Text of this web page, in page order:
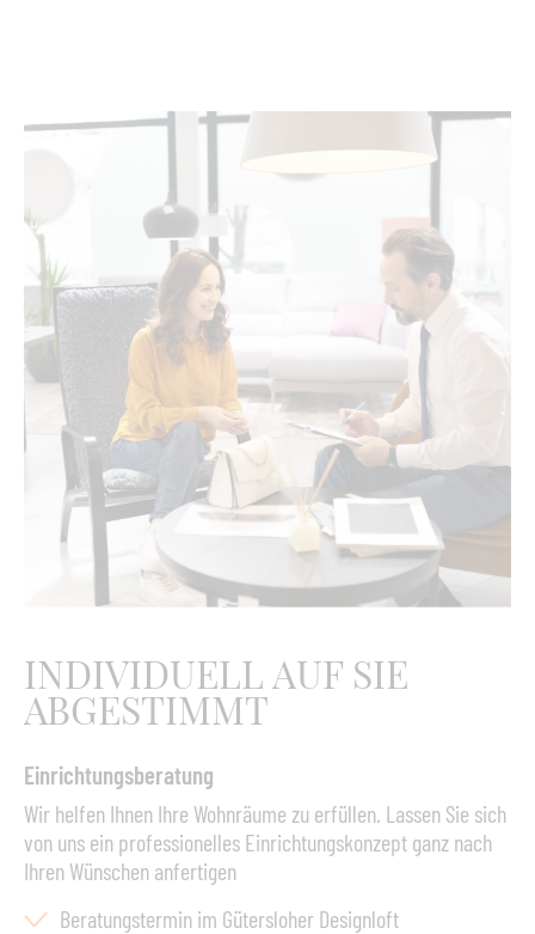
Ausführung:Gestell Creme
Die Kollektion ist in der Basic-Farbe Creme als Lagerware
Alle anderen Gestellfarben werden ausschließlich auf
Bestellung produziert
Maße: (B x H x T)
55 cm x 95 cm x 54 cm , Sitzhöhe 76 cm
Polster:
Optional erhältlich
INDIVIDUELL AUF SIE
ABGESTIMMT
Einrichtungsberatung
Wir helfen Ihnen Ihre Wohnräume zu erfüllen. Lassen Sie sich
von uns ein professionelles Einrichtungskonzept ganz nach
Ihren Wünschen anfertigen
Beratungstermin im Gütersloher Designloft